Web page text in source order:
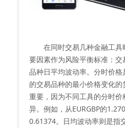
在同时交易几种金融工具
要因素作为风险平衡标准：
品种日平均波动率。分时价
的交易品种的最小价格变化
重要，因为不同工具的分时
异。例如，从EURGBP的
0.61374。日均波动率则是指